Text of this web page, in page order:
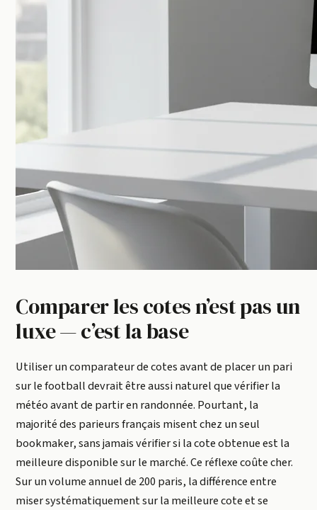
Comparer les cotes n’est pas un
luxe — c’est la base
Utiliser un comparateur de cotes avant de placer un pari
sur le football devrait être aussi naturel que vérifier la
météo avant de partir en randonnée. Pourtant, la
majorité des parieurs français misent chez un seul
bookmaker, sans jamais vérifier si la cote obtenue est la
meilleure disponible sur le marché. Ce réflexe coûte cher.
Sur un volume annuel de 200 paris, la différence entre
miser systématiquement sur la meilleure cote et se